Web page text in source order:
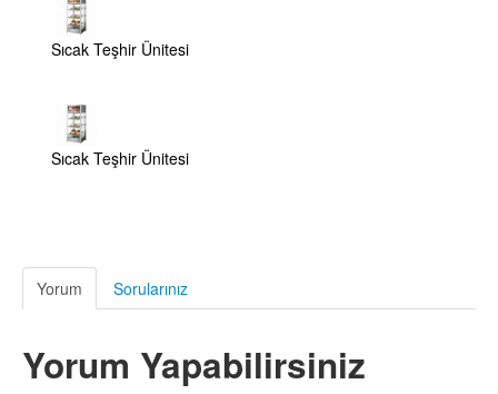
Sıcak Teşhir Ünitesi
Sıcak Teşhir Ünitesi
Yorum Sorularınız
Yorum Yapabilirsiniz